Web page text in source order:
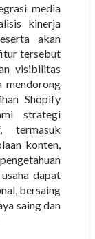
media
kinerja
akan
tersebut
visibilitas
mendorong
Shopify
strategi
termasuk
konten,
dapat
bersaing
saing dan